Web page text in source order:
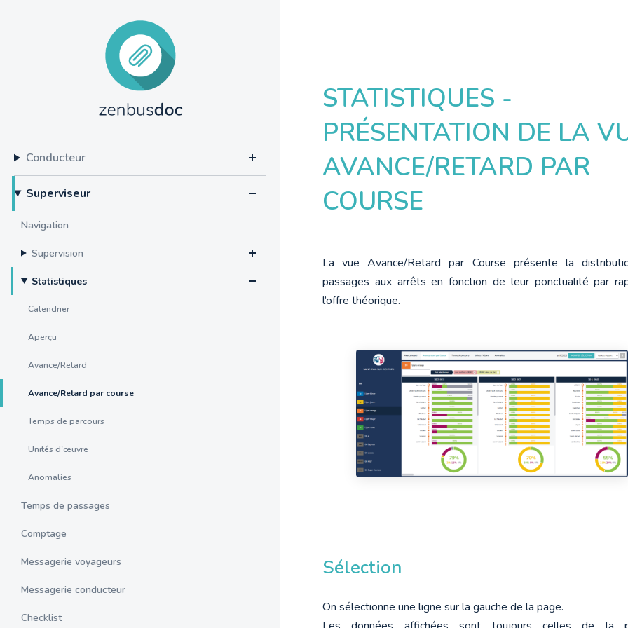
Conducteur
Superviseur
Navigation
Supervision
Statistiques
Calendrier
Aperçu
Avance/Retard
Avance/Retard par course
Temps de parcours
Unités d'œuvre
Anomalies
Temps de passages
Comptage
Messagerie voyageurs
Messagerie conducteur
Checklist
STATISTIQUES -
PRÉSENTATION DE LA
AVANCE/RETARD PAR
COURSE
La vue Avance/Retard par Course présente la
passages aux arrêts en fonction de leur ponctualité par
l’offre théorique.
Sélection
On sélectionne une ligne sur la gauche de la page.